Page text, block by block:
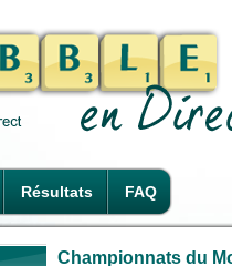
Résultats FAQ
Championnats du